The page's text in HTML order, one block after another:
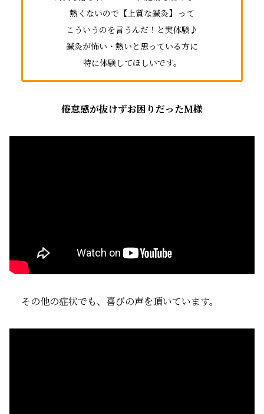
熱くないので【上質な鍼灸】 って
こういうのを言うんだ！と実体験♪
鍼灸が怖い・熱いと思っている方に
特に体験してほしいです。
倦怠感が抜けずお困りだったM様
その他の症状でも、喜びの声を頂いています。